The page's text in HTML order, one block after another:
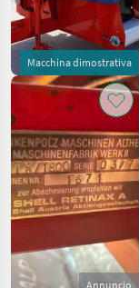
Macchina dimostrativa
Annuncio